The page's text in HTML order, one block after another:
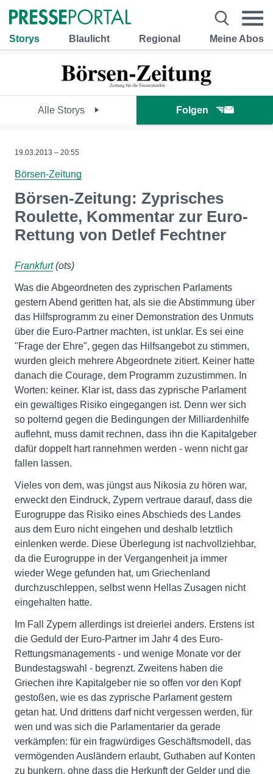
Storys Blaulicht Regional Meine Abos
Alle Storys Folgen
19.03.2013 – 20:55
Börsen-Zeitung
Börsen-Zeitung: Zyprisches
Roulette, Kommentar zur Euro-
Rettung von Detlef Fechtner
Frankfurt(ots)
Was die Abgeordneten des zyprischen Parlaments
gestern Abend geritten hat, als sie die Abstimmung über
das Hilfsprogramm zu einer Demonstration des Unmuts
über die Euro-Partner machten, ist unklar. Es sei eine
"Frage der Ehre", gegen das Hilfsangebot zu stimmen,
wurden gleich mehrere Abgeordnete zitiert. Keiner hatte
danach die Courage, dem Programm zuzustimmen. In
Worten: keiner. Klar ist, dass das zyprische Parlament
ein gewaltiges Risiko eingegangen ist. Denn wer sich
so polternd gegen die Bedingungen der Milliardenhilfe
auflehnt, muss damit rechnen, dass ihn die Kapitalgeber
dafür doppelt hart rannehmen werden - wenn nicht gar
fallen lassen.
Vieles von dem, was jüngst aus Nikosia zu hören war,
erweckt den Eindruck, Zypern vertraue darauf, dass die
Eurogruppe das Risiko eines Abschieds des Landes
aus dem Euro nicht eingehen und deshalb letztlich
einlenken werde. Diese Überlegung ist nachvollziehbar,
da die Eurogruppe in der Vergangenheit ja immer
wieder Wege gefunden hat, um Griechenland
durchzuschleppen, selbst wenn Hellas Zusagen nicht
eingehalten hatte.
Im Fall Zypern allerdings ist dreierlei anders. Erstens ist
die Geduld der Euro-Partner im Jahr 4 des Euro-
Rettungsmanagements - und wenige Monate vor der
Bundestagswahl - begrenzt. Zweitens haben die
Griechen ihre Kapitalgeber nie so offen vor den Kopf
gestoßen, wie es das zyprische Parlament gestern
getan hat. Und drittens darf nicht vergessen werden, für
wen und was sich die Parlamentarier da gerade
verkämpfen: für ein fragwürdiges Geschäftsmodell, das
vermögenden Ausländern erlaubt, Guthaben auf Konten
zu bunkern, ohne dass die Herkunft der Gelder und die